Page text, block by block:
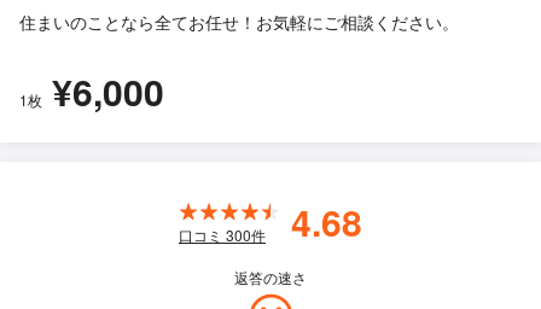
住まいのことなら全てお任せ！お気軽にご相談ください。
1枚 ¥6,000
口コミ 300件 4.68
返答の速さ